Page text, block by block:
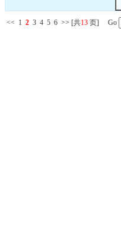
<< 1 2 3 4 5 6 >> [共13 页] Go